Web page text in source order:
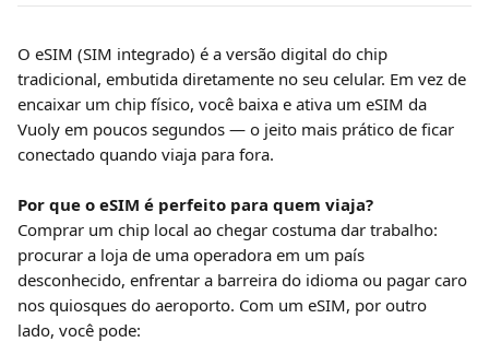
O eSIM (SIM integrado) é a versão digital do chip
tradicional, embutida diretamente no seu celular. Em vez de
encaixar um chip físico, você baixa e ativa um eSIM da
Vuoly em poucos segundos — o jeito mais prático de ficar
conectado quando viaja para fora.
Por que o eSIM é perfeito para quem viaja?
Comprar um chip local ao chegar costuma dar trabalho:
procurar a loja de uma operadora em um país
desconhecido, enfrentar a barreira do idioma ou pagar caro
nos quiosques do aeroporto. Com um eSIM, por outro
lado, você pode: